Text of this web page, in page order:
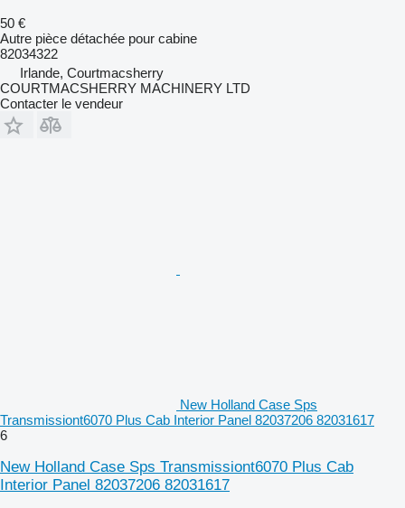
50 €
Autre pièce détachée pour cabine
82034322
Irlande, Courtmacsherry
COURTMACSHERRY MACHINERY LTD
Contacter le vendeur
New Holland Case Sps
Transmissiont6070 Plus Cab Interior Panel 82037206 82031617
6
New Holland Case Sps Transmissiont6070 Plus Cab
Interior Panel 82037206 82031617